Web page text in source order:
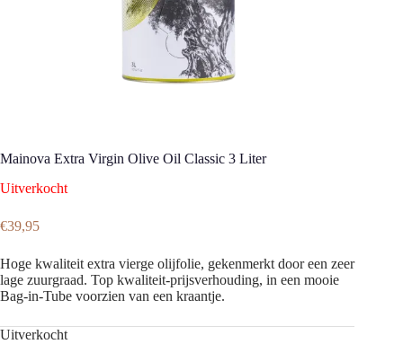
Mainova Extra Virgin Olive Oil Classic 3 Liter
Uitverkocht
€39,95
Hoge kwaliteit extra vierge olijfolie, gekenmerkt door een zeer
lage zuurgraad. Top kwaliteit-prijsverhouding, in een mooie
Bag-in-Tube voorzien van een kraantje.
Uitverkocht